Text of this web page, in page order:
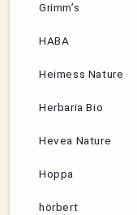
Grimm’s
HABA
Heimess Nature
Herbaria Bio
Hevea Nature
Hoppa
hörbert